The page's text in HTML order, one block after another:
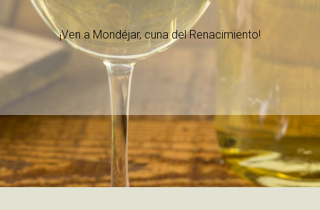
¡Ven a Mondéjar, cuna del Renacimiento!